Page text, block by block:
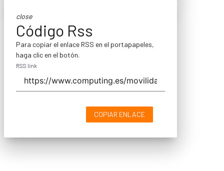
close
Código Rss
Para copiar el enlace RSS en el portapapeles,
haga clic en el botón.
RSS link
COPIAR ENLACE